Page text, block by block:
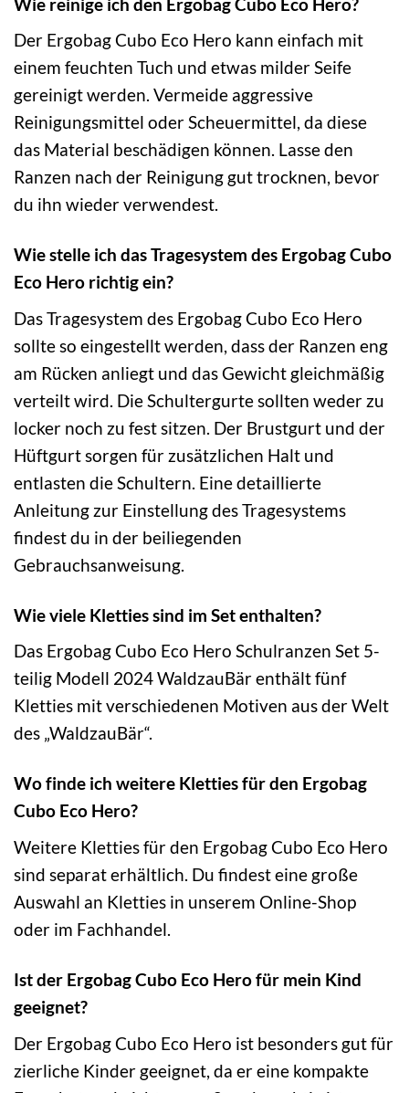
Der Ergobag Cubo Eco Hero kann einfach mit
einem feuchten Tuch und etwas milder Seife
gereinigt werden. Vermeide aggressive
Reinigungsmittel oder Scheuermittel, da diese
das Material beschädigen können. Lasse den
Ranzen nach der Reinigung gut trocknen, bevor
du ihn wieder verwendest.
Wie stelle ich das Tragesystem des Ergobag Cubo
Eco Hero richtig ein?
Das Tragesystem des Ergobag Cubo Eco Hero
sollte so eingestellt werden, dass der Ranzen eng
am Rücken anliegt und das Gewicht gleichmäßig
verteilt wird. Die Schultergurte sollten weder zu
locker noch zu fest sitzen. Der Brustgurt und der
Hüftgurt sorgen für zusätzlichen Halt und
entlasten die Schultern. Eine detaillierte
Anleitung zur Einstellung des Tragesystems
findest du in der beiliegenden
Gebrauchsanweisung.
Wie viele Kletties sind im Set enthalten?
Das Ergobag Cubo Eco Hero Schulranzen Set 5-
teilig Modell 2024 WaldzauBär enthält fünf
Kletties mit verschiedenen Motiven aus der Welt
des „WaldzauBär“.
Wo finde ich weitere Kletties für den Ergobag
Cubo Eco Hero?
Weitere Kletties für den Ergobag Cubo Eco Hero
sind separat erhältlich. Du findest eine große
Auswahl an Kletties in unserem Online-Shop
oder im Fachhandel.
Ist der Ergobag Cubo Eco Hero für mein Kind
geeignet?
Der Ergobag Cubo Eco Hero ist besonders gut für
zierliche Kinder geeignet, da er eine kompakte